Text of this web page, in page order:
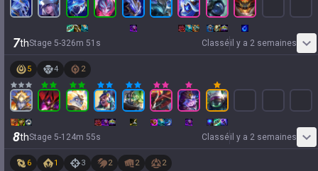
7thStage 5-326m 51 s Classéil y a 2 semaines
5 4 2
8thStage 5-1 24m 55s Classéil y a 2 semaines
6 1 3 2 2 2